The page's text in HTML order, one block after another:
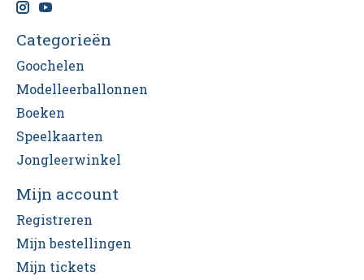
Categorieën
Goochelen
Modelleerballonnen
Boeken
Speelkaarten
Jongleerwinkel
Mijn account
Registreren
Mijn bestellingen
Mijn tickets